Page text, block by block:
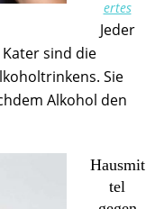
ertes
Jeder
sind die
Sie
Alkohol den
Hausmit
tel